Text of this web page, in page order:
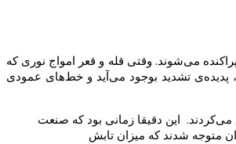
می‌شوند. وقتی قله و قعر امواج نوری که
پدیده‌ی تشدید بوجود می‌آید و خط‌های عمودی
این دقیقا زمانی بود که صنعت
متوجه شدند که میزان تابش